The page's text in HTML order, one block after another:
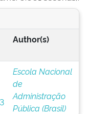
Author(s)
Escola Nacional
de
Administração
Pública (Brasil)